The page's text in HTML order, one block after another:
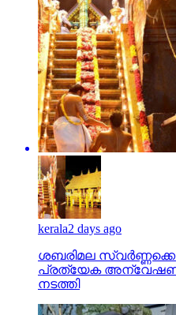
kerala2 days ago
ശബരിമല
പ്രത്യേക
നടത്തി